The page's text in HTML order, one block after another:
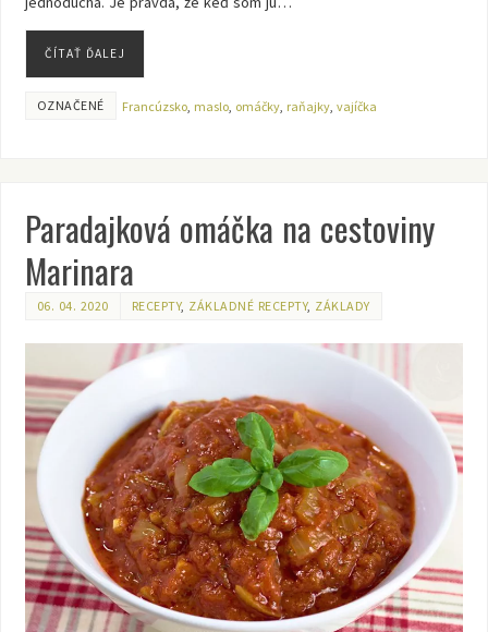
ČÍTAŤ ĎALEJ
OZNAČENÉ Francúzsko, maslo, omáčky, raňajky, vajíčka
Paradajková omáčka na cestoviny
Marinara
06. 04. 2020 RECEPTY, ZÁKLADNÉ RECEPTY, ZÁKLADY